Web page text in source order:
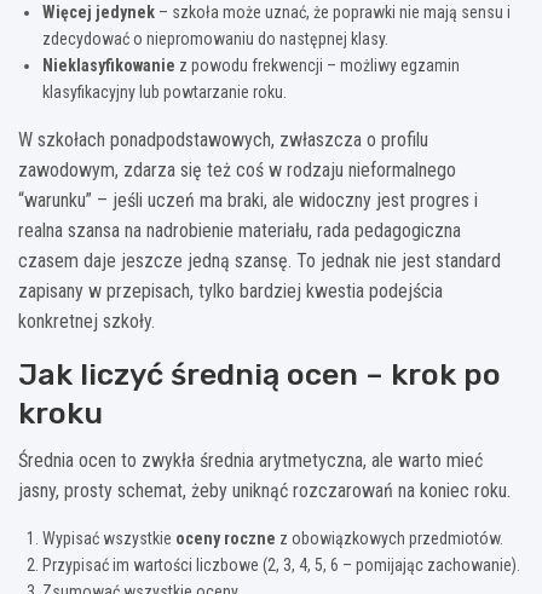
Więcej jedynek – szkoła może uznać, że poprawki nie mają sensu i
zdecydować o niepromowaniu do następnej klasy.
Nieklasyfikowanie z powodu frekwencji – możliwy egzamin
klasyfikacyjny lub powtarzanie roku.
W szkołach ponadpodstawowych, zwłaszcza o profilu
zawodowym, zdarza się też coś w rodzaju nieformalnego
“warunku” – jeśli uczeń ma braki, ale widoczny jest progres i
realna szansa na nadrobienie materiału, rada pedagogiczna
czasem daje jeszcze jedną szansę. To jednak nie jest standard
zapisany w przepisach, tylko bardziej kwestia podejścia
konkretnej szkoły.
Jak liczyć średnią ocen – krok po
kroku
Średnia ocen to zwykła średnia arytmetyczna, ale warto mieć
jasny, prosty schemat, żeby uniknąć rozczarowań na koniec roku.
Wypisać wszystkie oceny roczne z obowiązkowych przedmiotów.
Przypisać im wartości liczbowe (2, 3, 4, 5, 6 – pomijając zachowanie).